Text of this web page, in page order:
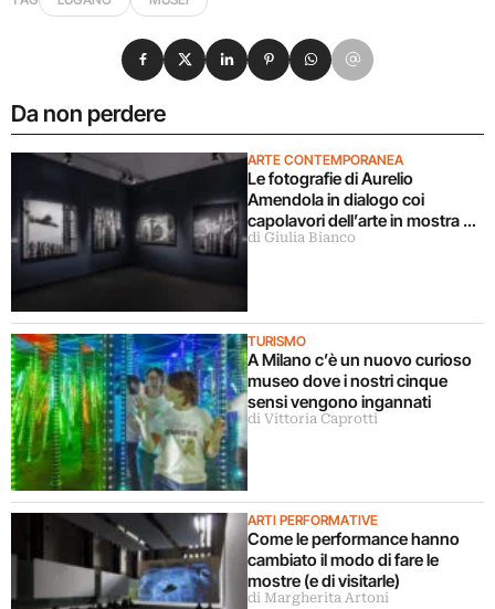
Da non perdere
ARTE CONTEMPORANEA
Le fotografie di Aurelio
Amendola in dialogo coi
capolavori dell’arte in mostra a
Milano
di Giulia Bianco
TURISMO
A Milano c’è un nuovo curioso
museo dove i nostri cinque
sensi vengono ingannati
di Vittoria Caprotti
ARTI PERFORMATIVE
Come le performance hanno
cambiato il modo di fare le
mostre (e di visitarle)
di Margherita Artoni
Condividi su Facebook
Condividi su X
Condividi su LinkedIn
Condividi su Pinterest
Condividi su WhatsApp
Condividi su Email